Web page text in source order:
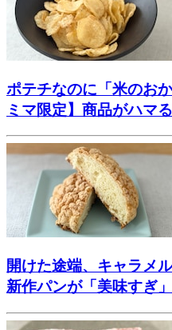
ポテチなのに「米のお
ミマ限定】商品がハマ
開けた途端、キャラメ
新作パンが「美味すぎ」